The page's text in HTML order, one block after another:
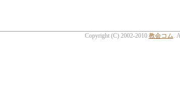
Copyright (C) 2002-2010 教会コム .